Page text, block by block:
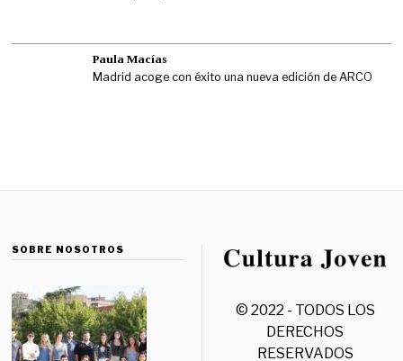
Paula Macías
Madrid acoge con éxito una nueva edición de ARCO
SOBRE NOSOTROS
© 2022 - TODOS LOS
DERECHOS
RESERVADOS